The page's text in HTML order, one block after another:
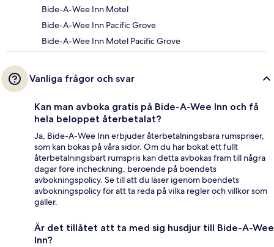
Bide-A-Wee Inn Motel
Bide-A-Wee Inn Pacific Grove
Bide-A-Wee Inn Motel Pacific Grove
Vanliga frågor och svar
Kan man avboka gratis på Bide-A-Wee Inn och få
hela beloppet återbetalat?
Ja, Bide-A-Wee Inn erbjuder återbetalningsbara rumspriser,
som kan bokas på våra sidor. Om du har bokat ett fullt
återbetalningsbart rumspris kan detta avbokas fram till några
dagar före incheckning, beroende på boendets
avbokningspolicy. Se till att du läser igenom boendets
avbokningspolicy för att ta reda på vilka regler och villkor som
gäller.
Är det tillåtet att ta med sig husdjur till Bide-A-Wee
Inn?